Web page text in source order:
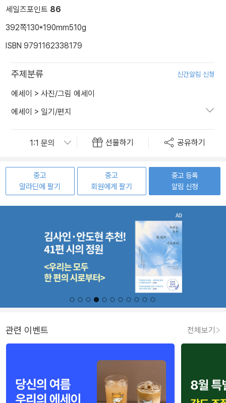
세일즈포인트 86
392쪽130*190mm510g
ISBN 9791162338179
주제분류 신간알림 신청
에세이 > 사진/그림 에세이
에세이 > 일기/편지
선물하기 공유하기
중고
알라딘에 팔기
중고
회원에게 팔기
중고 등록
알림 신청
관련 이벤트 전체보기